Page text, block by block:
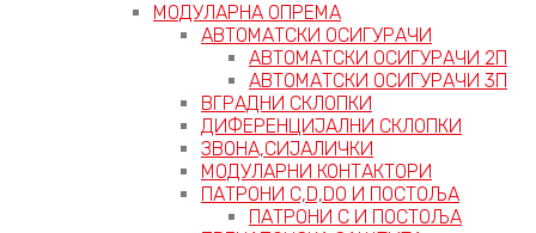
МОДУЛАРНА ОПРЕМА
АВТОМАТСКИ ОСИГУРАЧИ
АВТОМАТСКИ ОСИГУРАЧИ 2П
АВТОМАТСКИ ОСИГУРАЧИ 3П
ВГРАДНИ СКЛОПКИ
ДИФЕРЕНЦИЈАЛНИ СКЛОПКИ
ЗВОНА,СИЈАЛИЧКИ
МОДУЛАРНИ КОНТАКТОРИ
ПАТРОНИ C,D,D0 И ПОСТОЉА
ПАТРОНИ C И ПОСТОЉА